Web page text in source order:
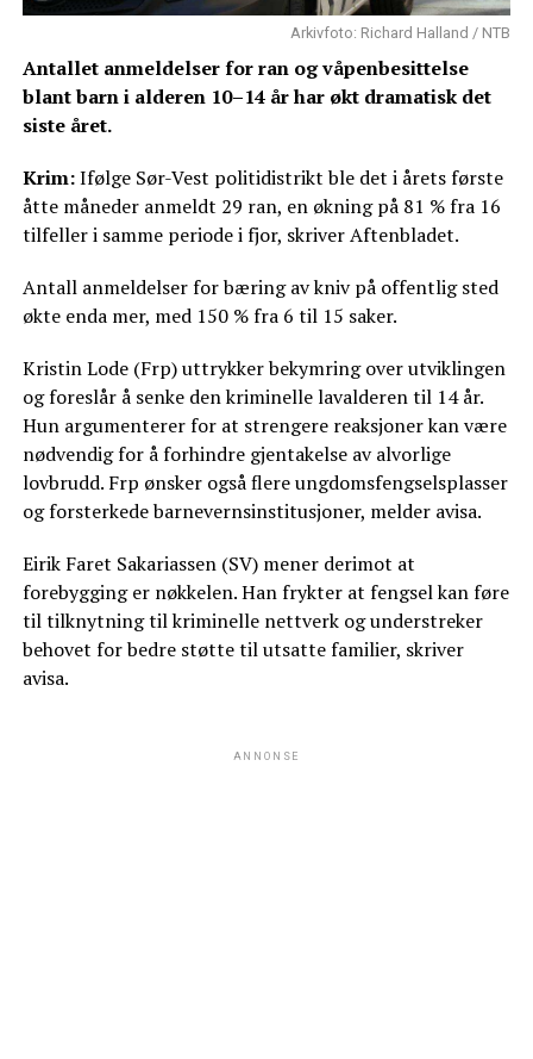
Arkivfoto: Richard Halland / NTB
Antallet anmeldelser for ran og våpenbesittelse
blant barn i alderen 10–14 år har økt dramatisk det
siste året.
Krim:Ifølge Sør-Vest politidistrikt ble det i årets første
åtte måneder anmeldt 29 ran, en økning på 81 % fra 16
tilfeller i samme periode i fjor, skriver Aftenbladet.
Antall anmeldelser for bæring av kniv på offentlig sted
økte enda mer, med 150 % fra 6 til 15 saker.
Kristin Lode (Frp) uttrykker bekymring over utviklingen
og foreslår å senke den kriminelle lavalderen til 14 år.
Hun argumenterer for at strengere reaksjoner kan være
nødvendig for å forhindre gjentakelse av alvorlige
lovbrudd. Frp ønsker også flere ungdomsfengselsplasser
og forsterkede barnevernsinstitusjoner, melder avisa.
Eirik Faret Sakariassen (SV) mener derimot at
forebygging er nøkkelen. Han frykter at fengsel kan føre
til tilknytning til kriminelle nettverk og understreker
behovet for bedre støtte til utsatte familier, skriver
avisa.
ANNONSE